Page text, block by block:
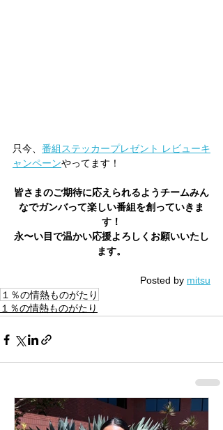
只今、 番組ステッカープレゼント レビューキ
ャンペーンやってます！
皆さまのご期待に応えられるようチームみん
なでガンバって楽しい番組を創っていきま
す！
永〜い目で温かい応援よろしくお願いいたし
ます。
Posted by mitsu
１％の情熱ものがたり
１％の情熱ものがたり